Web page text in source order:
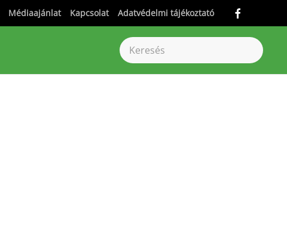
Médiaajánlat Kapcsolat Adatvédelmi tájékoztató